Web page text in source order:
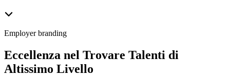
Employer branding
Eccellenza nel Trovare Talenti di
Altissimo Livello